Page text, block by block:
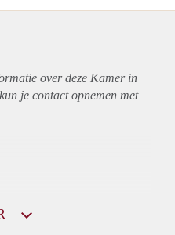
over deze Kamer in
je contact opnemen met